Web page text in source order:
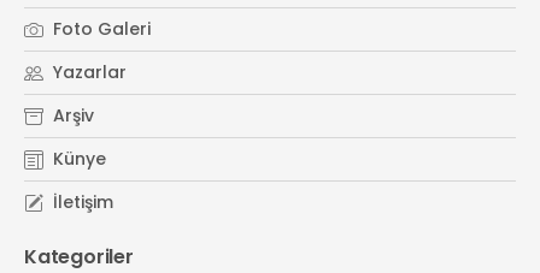
#Memorial Ataşehir Hastanesi
# yaz ayları kritik öneri
Foto Galeri
Yazarlar
Arşiv
Künye
İletişim
Kategoriler